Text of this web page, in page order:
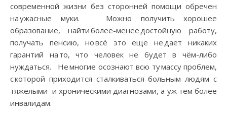
современной жизни без сторонней помощи обречен
на ужасные муки. Можно получить хорошее
образование, найти более-менее достойную работу,
получать пенсию, но всё это еще не дает никаких
гарантий на то, что человек не будет в чём-либо
нуждаться. Не многие осознают всю ту массу проблем,
с которой приходится сталкиваться больным людям с
тяжёлыми и хроническими диагнозами, а уж тем более
инвалидам.